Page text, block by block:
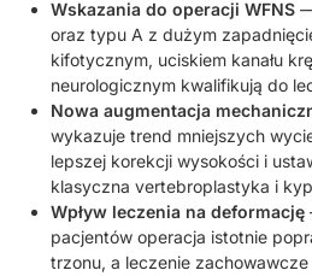
Wskazania do operacji WFNS
oraz typu A z dużym
kifotycznym, uciskiem kanału
neurologicznym kwalifikują do
Nowa augmentacja
wykazuje trend mniejszych
lepszej korekcji wysokości i
klasyczna vertebroplastyka i
Wpływ leczenia na deformację
pacjentów operacja istotnie
trzonu, a leczenie zachowawcze